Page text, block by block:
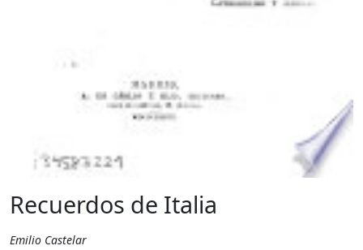
Recuerdos de Italia
Emilio Castelar